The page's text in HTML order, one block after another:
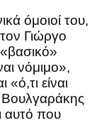
όμοιοί του,
Γιώργο
νόμιμο»,
είναι
Βουλγαράκης
αυτό που